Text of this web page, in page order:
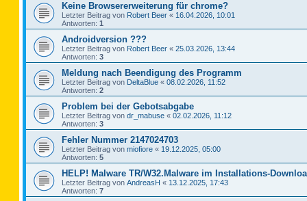
Keine Browsererweiterung für chrome?
Letzter Beitrag von Robert Beer « 16.04.2026, 10:01
Antworten: 1
Androidversion ???
Letzter Beitrag von Robert Beer « 25.03.2026, 13:44
Antworten: 3
Meldung nach Beendigung des Programm
Letzter Beitrag von DeltaBlue « 08.02.2026, 11:52
Antworten: 2
Problem bei der Gebotsabgabe
Letzter Beitrag von dr_mabuse « 02.02.2026, 11:12
Antworten: 3
Fehler Nummer 2147024703
Letzter Beitrag von miofiore « 19.12.2025, 05:00
Antworten: 5
HELP! Malware TR/W32.Malware im Installations-
Letzter Beitrag von AndreasH « 13.12.2025, 17:43
Antworten: 7